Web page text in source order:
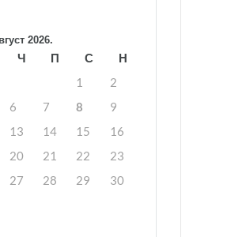
2026.
Ч П С
Н
1
2
6 7 8
9
13 14 15
16
20 21 22
23
27 28 29
30